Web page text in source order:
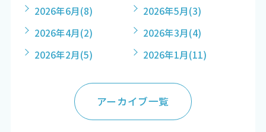
2026年6月(8) 2026年5月(3)
2026年4月(2) 2026年3月(4)
2026年2月(5) 2026年1月(11)
アーカイブ一覧